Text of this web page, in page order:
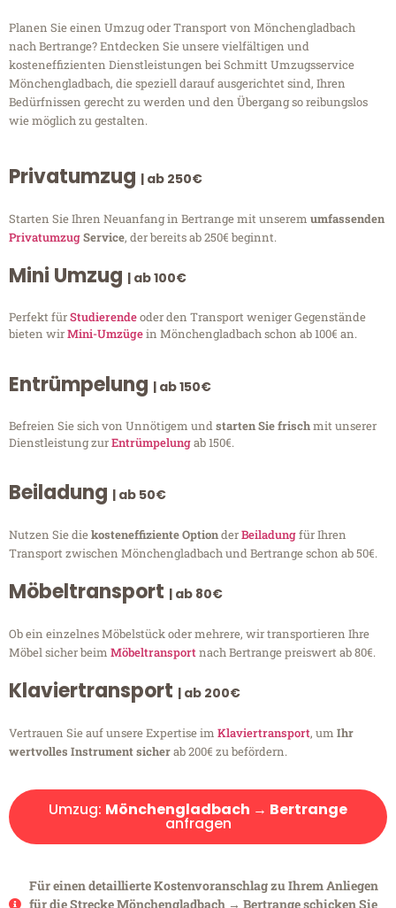
Planen Sie einen Umzug oder Transport von Mönchengladbach
nach Bertrange? Entdecken Sie unsere vielfältigen und
kosteneffizienten Dienstleistungen bei Schmitt Umzugsservice
Mönchengladbach, die speziell darauf ausgerichtet sind, Ihren
Bedürfnissen gerecht zu werden und den Übergang so reibungslos
wie möglich zu gestalten.
Privatumzug | ab 250€
Starten Sie Ihren Neuanfang in Bertrange mit unserem umfassenden
PrivatumzugService, der bereits ab 250€ beginnt.
Mini Umzug | ab 100€
Perfekt fürStudierendeoder den Transport weniger Gegenstände
bieten wirMini-Umzügein Mönchengladbach schon ab 100€ an.
Entrümpelung | ab 150€
Befreien Sie sich von Unnötigem undstarten Sie frischmit unserer
Dienstleistung zurEntrümpelungab 150€.
Beiladung | ab 50€
Nutzen Sie diekosteneffiziente OptionderBeiladungfür Ihren
Transport zwischen Mönchengladbach und Bertrange schon ab 50€.
Möbeltransport | ab 80€
Ob ein einzelnes Möbelstück oder mehrere, wir transportieren Ihre
Möbel sicher beim Möbeltransportnach Bertrange preiswert ab 80€.
Klaviertransport | ab 200€
Vertrauen Sie auf unsere Expertise im Klaviertransport, um Ihr
wertvolles Instrument sicherab 200€ zu befördern.
Umzug: Mönchengladbach → Bertrange
anfragen
Für einen detaillierte Kostenvoranschlag zu Ihrem Anliegen
für die Strecke Mönchengladbach → Bertrange schicken Sie